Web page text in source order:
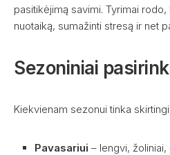
pasitikėjimą savimi. Tyrimai
nuotaiką, sumažinti stresą ir net
Sezoniniai
Kiekvienam sezonui tinka
Pavasariui – lengvi, žoliniai,